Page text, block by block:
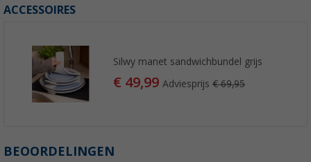
ACCESSOIRES
Silwy manet sandwichbundel grijs
€ 49,99Adviesprijs€ 69,95
BEOORDELINGEN